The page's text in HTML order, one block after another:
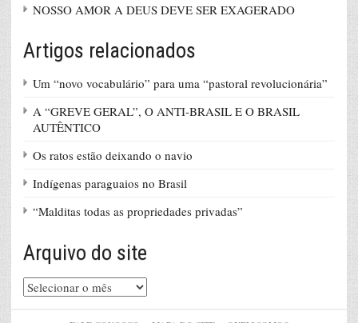
NOSSO AMOR A DEUS DEVE SER EXAGERADO
Artigos relacionados
Um “novo vocabulário” para uma “pastoral revolucionária”
A “GREVE GERAL”, O ANTI-BRASIL E O BRASIL
AUTÊNTICO
Os ratos estão deixando o navio
Indígenas paraguaios no Brasil
“Malditas todas as propriedades privadas”
Arquivo do site
Arquivo
do